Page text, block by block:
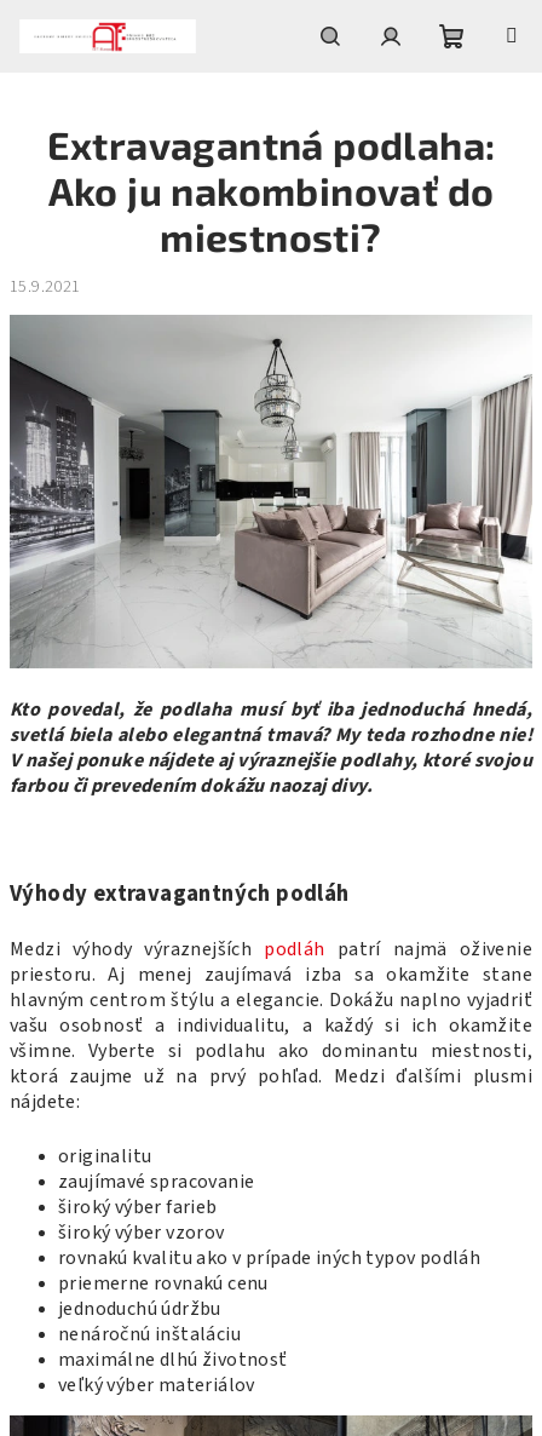
košík
Extravagantná podlaha:
Ako ju nakombinovať do
miestnosti?
15.9.2021
Kto povedal, že podlaha musí byť iba jednoduchá hnedá,
svetlá biela alebo elegantná tmavá? My teda rozhodne nie!
V našej ponuke nájdete aj výraznejšie podlahy, ktoré svojou
farbou či prevedením dokážu naozaj divy.
Výhody extravagantných podláh
Medzi výhody výraznejších podláh patrí najmä oživenie
priestoru. Aj menej zaujímavá izba sa okamžite stane
hlavným centrom štýlu a elegancie. Dokážu naplno vyjadriť
vašu osobnosť a individualitu, a každý si ich okamžite
všimne. Vyberte si podlahu ako dominantu miestnosti,
ktorá zaujme už na prvý pohľad. Medzi ďalšími plusmi
nájdete:
originalitu
zaujímavé spracovanie
široký výber farieb
široký výber vzorov
rovnakú kvalitu ako v prípade iných typov podláh
priemerne rovnakú cenu
jednoduchú údržbu
nenáročnú inštaláciu
maximálne dlhú životnosť
veľký výber materiálov